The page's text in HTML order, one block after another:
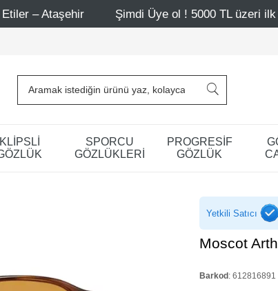
Şimdi Üye ol ! 5000 TL üzeri ilk alışverişinde
SPORCU
GÖZLÜKLERİ
PROGRESİF
GÖZLÜK
Yetkili Satıcı
Moscot
Barkod : 612816891